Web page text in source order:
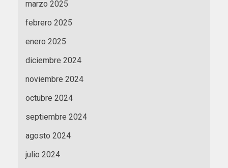
marzo 2025
febrero 2025
enero 2025
diciembre 2024
noviembre 2024
octubre 2024
septiembre 2024
agosto 2024
julio 2024